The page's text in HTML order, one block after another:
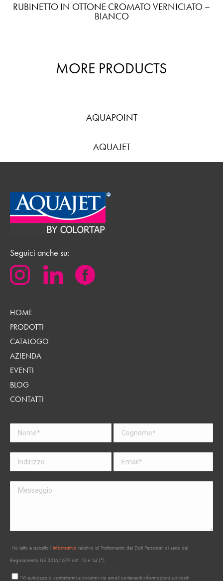
RUBINETTO IN OTTONE CROMATO VERNICIATO –
BIANCO
MORE PRODUCTS
AQUAPOINT
AQUAJET
Seguici anche su:
HOME
PRODOTTI
CATALOGO
AZIENDA
EVENTI
BLOG
CONTATTI
Ho letto e accetto l’informativa relativa al Trattamento dei Dati Personali ai sensi del
Regolamento UE 2016/679 artt. 13 e 14 (*)
"Vi autorizzo a contattarmi e inviarmi via email contenenti informazioni sui nostri